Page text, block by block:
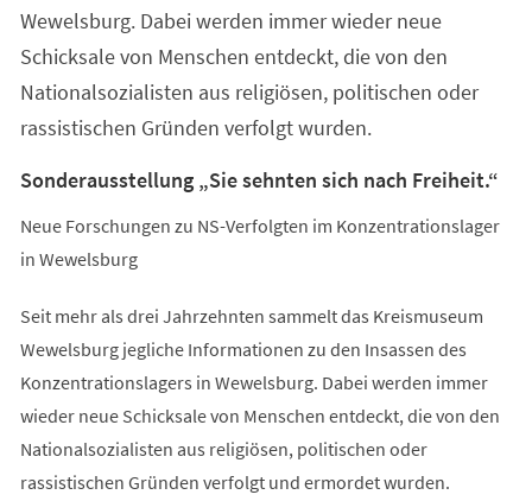
Wewelsburg. Dabei werden immer wieder neue
Schicksale von Menschen entdeckt, die von den
Nationalsozialisten aus religiösen, politischen oder
rassistischen Gründen verfolgt wurden.
Sonderausstellung „Sie sehnten sich nach Freiheit.“
Neue Forschungen zu NS-Verfolgten im Konzentrationslager
in Wewelsburg
Seit mehr als drei Jahrzehnten sammelt das Kreismuseum
Wewelsburg jegliche Informationen zu den Insassen des
Konzentrationslagers in Wewelsburg. Dabei werden immer
wieder neue Schicksale von Menschen entdeckt, die von den
Nationalsozialisten aus religiösen, politischen oder
rassistischen Gründen verfolgt und ermordet wurden.